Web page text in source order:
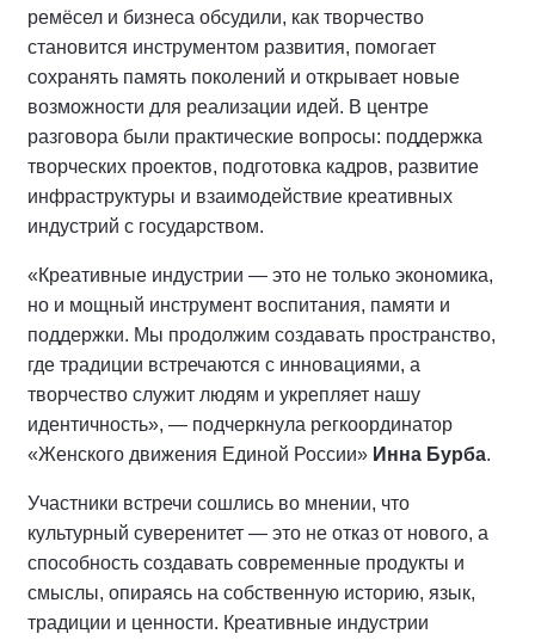
ремёсел и бизнеса обсудили, как творчество
становится инструментом развития, помогает
сохранять память поколений и открывает новые
возможности для реализации идей. В центре
разговора были практические вопросы: поддержка
творческих проектов, подготовка кадров, развитие
инфраструктуры и взаимодействие креативных
индустрий с государством.
«Креативные индустрии — это не только экономика,
но и мощный инструмент воспитания, памяти и
поддержки. Мы продолжим создавать пространство,
где традиции встречаются с инновациями, а
творчество служит людям и укрепляет нашу
идентичность», — подчеркнула регкоординатор
«Женского движения Единой России» Инна Бурба.
Участники встречи сошлись во мнении, что
культурный суверенитет — это не отказ от нового, а
способность создавать современные продукты и
смыслы, опираясь на собственную историю, язык,
традиции и ценности. Креативные индустрии